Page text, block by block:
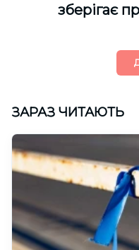
зберігає
ЗАРАЗ ЧИТАЮТЬ